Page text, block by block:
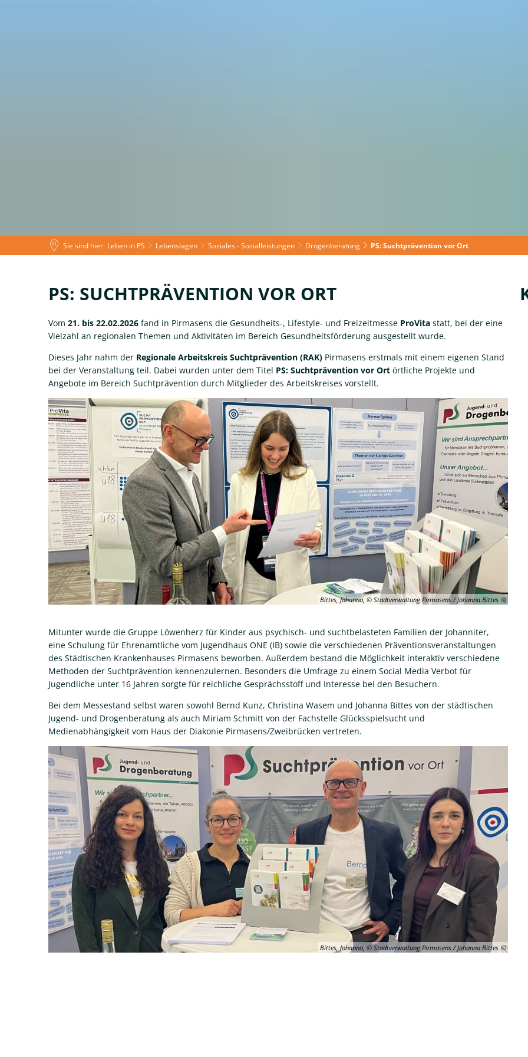
Sie sind hier: Leben in PS Lebenslagen Soziales - Sozialleistungen Drogenberatung PS: Suchtprävention vor Ort
Suchtprävention
PS: SUCHTPRÄVENTION VOR ORT
Vom 21. bis 22.02.2026 fand in Pirmasens die Gesundheits-, Lifestyle- und Freizeitmesse ProVita statt, bei der eine
Vielzahl an regionalen Themen und Aktivitäten im Bereich Gesundheitsförderung ausgestellt wurde.
Dieses Jahr nahm der Regionale Arbeitskreis Suchtprävention (RAK) Pirmasens erstmals mit einem eigenen Stand
bei der Veranstaltung teil. Dabei wurden unter dem Titel PS: Suchtprävention vor Ort örtliche Projekte und
Angebote im Bereich Suchtprävention durch Mitglieder des Arbeitskreises vorstellt.
Bittes, Johanna, © Stadtverwaltung Pirmasens / Johanna Bittes
Mitunter wurde die Gruppe Löwenherz für Kinder aus psychisch- und suchtbelasteten Familien der Johanniter,
eine Schulung für Ehrenamtliche vom Jugendhaus ONE (IB) sowie die verschiedenen Präventionsveranstaltungen
des Städtischen Krankenhauses Pirmasens beworben. Außerdem bestand die Möglichkeit interaktiv verschiedene
Methoden der Suchtprävention kennenzulernen. Besonders die Umfrage zu einem Social Media Verbot für
Jugendliche unter 16 Jahren sorgte für reichliche Gesprächsstoff und Interesse bei den Besuchern.
Bei dem Messestand selbst waren sowohl Bernd Kunz, Christina Wasem und Johanna Bittes von der städtischen
Jugend- und Drogenberatung als auch Miriam Schmitt von der Fachstelle Glücksspielsucht und
Medienabhängigkeit vom Haus der Diakonie Pirmasens/Zweibrücken vertreten.
Bittes, Johanna, © Stadtverwaltung Pirmasens / Johanna Bittes